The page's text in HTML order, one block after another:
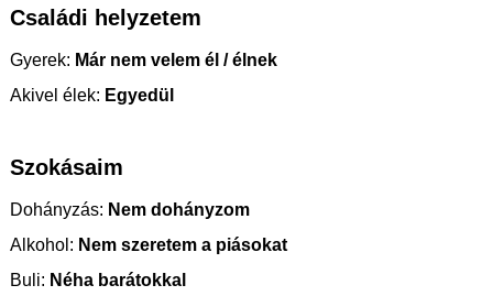
Családi helyzetem
Gyerek: Már nem velem él / élnek
Akivel élek: Egyedül
Szokásaim
Dohányzás: Nem dohányzom
Alkohol: Nem szeretem a piásokat
Buli: Néha barátokkal